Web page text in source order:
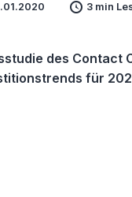
3 min
des Contact
für